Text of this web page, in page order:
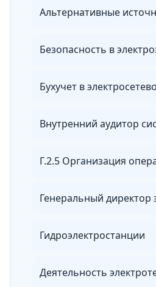
Безопасность в
Бухучет в
Гидроэлектростанции